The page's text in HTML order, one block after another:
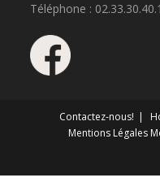
Téléphone :
Contactez-nous!
Mentions Légales